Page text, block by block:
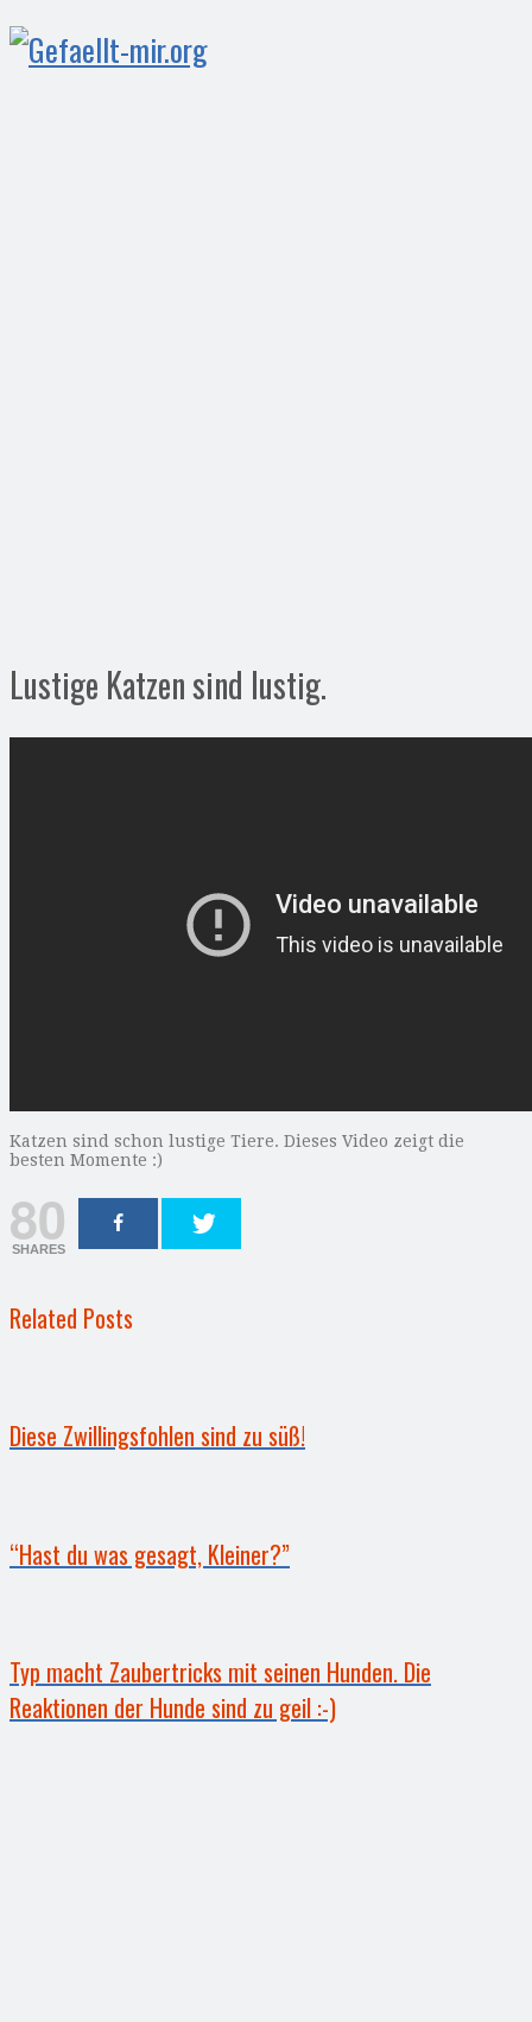
Lustige Katzen sind lustig.
Katzen sind schon lustige Tiere. Dieses Video zeigt die
besten Momente :)
80
SHARES
Related Posts
Diese Zwillingsfohlen sind zu süß!
“Hast du was gesagt, Kleiner?”
Typ macht Zaubertricks mit seinen Hunden. Die
Reaktionen der Hunde sind zu geil :-)